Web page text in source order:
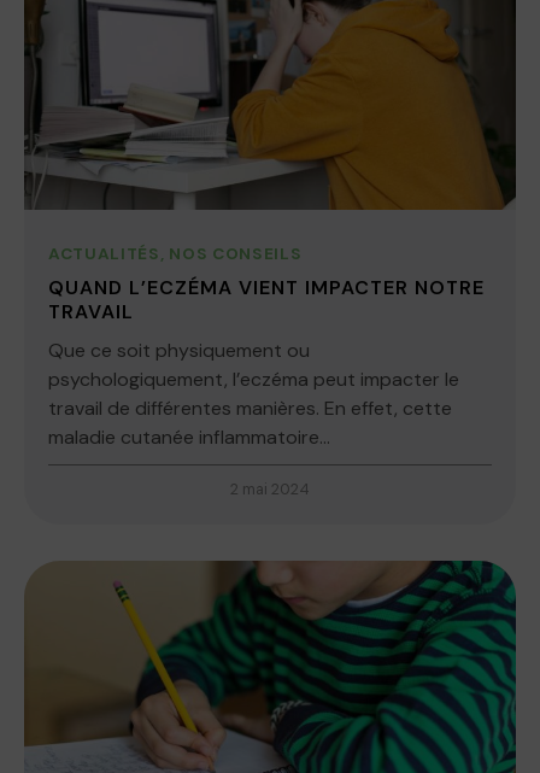
ACTUALITÉS, NOS CONSEILS
QUAND L’ECZÉMA VIENT IMPACTER NOTRE
TRAVAIL
Que ce soit physiquement ou
psychologiquement, l’eczéma peut impacter le
travail de différentes manières. En effet, cette
maladie cutanée inflammatoire...
2 mai 2024